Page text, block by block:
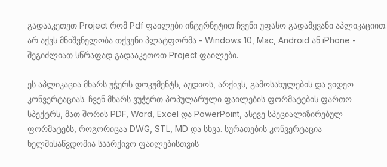
გადააკეთეთ Project რომ Pdf ფაილები ინტერნეტით ჩვენი უფასო გადამყვანი აპლიკაციით.
არ აქვს მნიშვნელობა თქვენი პლატფორმა - Windows 10, Mac, Android ან iPhone -
შეგიძლიათ სწრაფად გადააკეთოთ Project ფაილები.
ეს აპლიკაცია მხარს უჭერს დოკუმენტს, აუდიოს, არქივს, გამოსახულების და ვიდეო
კონვერტაციას. ჩვენ მხარს ვუჭერთ პოპულარული ფაილების ფორმატების ფართო
სპექტრს, მათ შორის PDF, Word, Excel და PowerPoint, ასევე სპეციალიზირებულ
ფორმატებს, როგორიცაა DWG, STL, MD და სხვა. სურათების კონვერტაცია
ხელმისაწვდომია საარქივო ფაილებისთვის